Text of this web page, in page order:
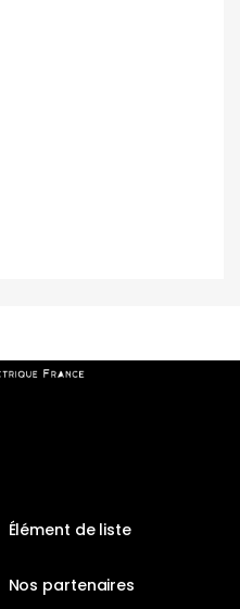
Élément de liste
Nos partenaires